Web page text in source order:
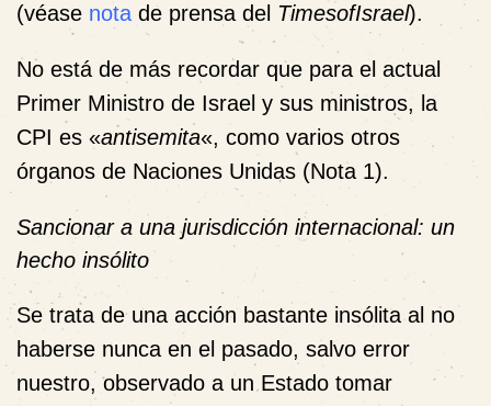
(véase nota de prensa del TimesofIsrael).
No está de más recordar que para el actual
Primer Ministro de Israel y sus ministros, la
CPI es «antisemita«, como varios otros
órganos de Naciones Unidas (Nota 1).
Sancionar a una jurisdicción internacional: un
hecho insólito
Se trata de una acción bastante insólita al no
haberse nunca en el pasado, salvo error
nuestro, observado a un Estado tomar